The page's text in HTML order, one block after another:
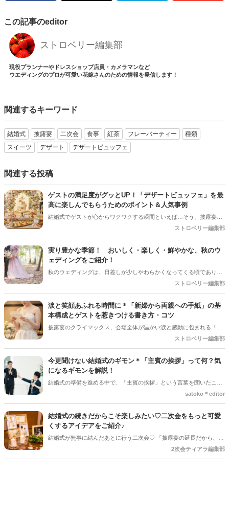
この記事のeditor
ストロベリー編集部
現役プランナーやドレスショップ店員・カメラマンなど
ウエディングのプロが可愛い花嫁さんのための情報を発信します！
関連するキーワード
結婚式 披露宴 二次会 食事 紅茶 フレーバーティー
種類
スイーツ
デザート デザートビュッフェ
関連する投稿
ゲストの満足度がグッとUP！「デザートビュッフェ」を最
高に楽しんでもらうためのポイント＆人気事例
結婚式でゲストが心からワクワクする瞬間といえば…そう、披露宴後
半の「デザートタイム」です！中でも、ガーデンやロビーにずらりと
は、ゲストのテンションが一番上がる大人気の演出ですよね。今回は
デザートビュッフェで絶対に押さえておきたいポイントと、実際に大
好評だった事例をご紹介します！
ストロベリー編集部
実り豊かな季節！ おいしく・楽しく・鮮やかな、秋のウ
ェディングをご紹介！
秋のウェディングは、日差しが少しやわらかくなってくる頃であり、
色々なことへの行動的がみなぎってくる季節。同時に、おいしいもの
クして準備を進めましょう♪
ストロベリー編集部
涙と笑顔あふれる時間に＊「新婦から両親への手紙」の基
本構成とゲストを惹きつける書き方・コツ
披露宴のクライマックス、会場全体が温かい涙と感動に包まれる「新
婦からご両親への手紙」。結婚式準備の終盤、「何から書き始めれば
レ花嫁さんは本当にたくさんいます。 育ててくれた家族への感謝を伝
える大切な場面だからこそ、心からの想いをまっすぐ届けたいですよ
ね。今回は、読みやすい手紙の基本構成から、ゲストがおいてけぼり
にならないための素敵な工夫まで、詳しくご紹介します◎
ストロベリー編集部
今更聞けない結婚式のギモン＊「主賓の挨拶」って何？気
になるギモンを解説！
結婚式の準備を進める中で、「主賓の挨拶」という言葉を聞いたこと
がある人は多いのではないでしょうか＊ですが、具体的に何をするの
ん。特に初めて結婚式を挙げる新郎新婦さんにとっては、「どんな基
準で選べばいいの？」「頼まれた側はどんなことを話すの？」とギモ
ンが尽きない部分でもあるかと思います＊そこで今回の記事では、
「主賓の挨拶」についての基本的な知識やお願いする相手の選び方、
satoko＊editor
結婚式の続きだからこそ楽しみたい♡二次会をもっと可愛
くするアイデアをご紹介♪
結婚式が無事に結んだあとに行う二次会♡ 「披露宴の延長だから、あ
まり準備しなくても大丈夫」と思っていませんか？ 実は、少しアイデ2次会ティアラ編集部